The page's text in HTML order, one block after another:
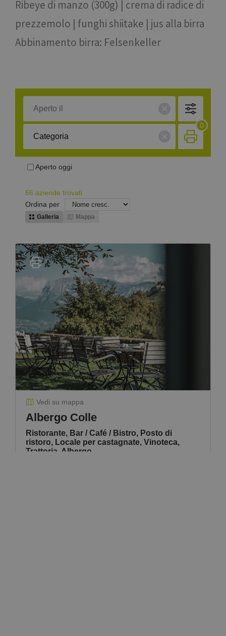
Ribeye di manzo (300g) | crema di radice di
prezzemolo | funghi shiitake | jus alla birra
Abbinamento birra: Felsenkeller